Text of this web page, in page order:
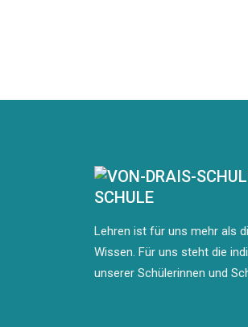
SCHULE
Lehren ist für uns mehr als
Wissen. Für uns steht die
unserer Schülerinnen und